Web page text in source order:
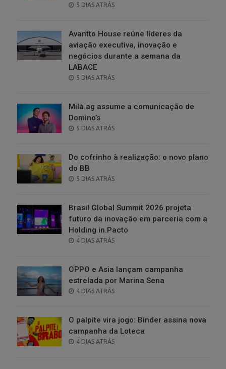
POSTED
5 DIAS ATRÁS
Avantto House reúne líderes da
aviação executiva, inovação e
negócios durante a semana da
LABACE
POSTED
5 DIAS ATRÁS
Milà.ag assume a comunicação de
Domino’s
POSTED
5 DIAS ATRÁS
Do cofrinho à realização: o novo plano
do BB
POSTED
5 DIAS ATRÁS
Brasil Global Summit 2026 projeta
futuro da inovação em parceria com a
Holding in.Pacto
POSTED
4 DIAS ATRÁS
OPPO e Asia lançam campanha
estrelada por Marina Sena
POSTED
4 DIAS ATRÁS
O palpite vira jogo: Binder assina nova
campanha da Loteca
POSTED
4 DIAS ATRÁS